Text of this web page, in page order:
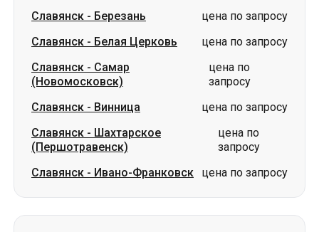
Славянск - Березань
цена по запросу
Славянск - Белая Церковь
цена по запросу
Славянск - Самар
(Новомосковск)
цена по
запросу
Славянск - Винница
цена по запросу
Славянск - Шахтарское
(Першотравенск)
цена по
запросу
Славянск - Ивано-Франковск цена по запросу